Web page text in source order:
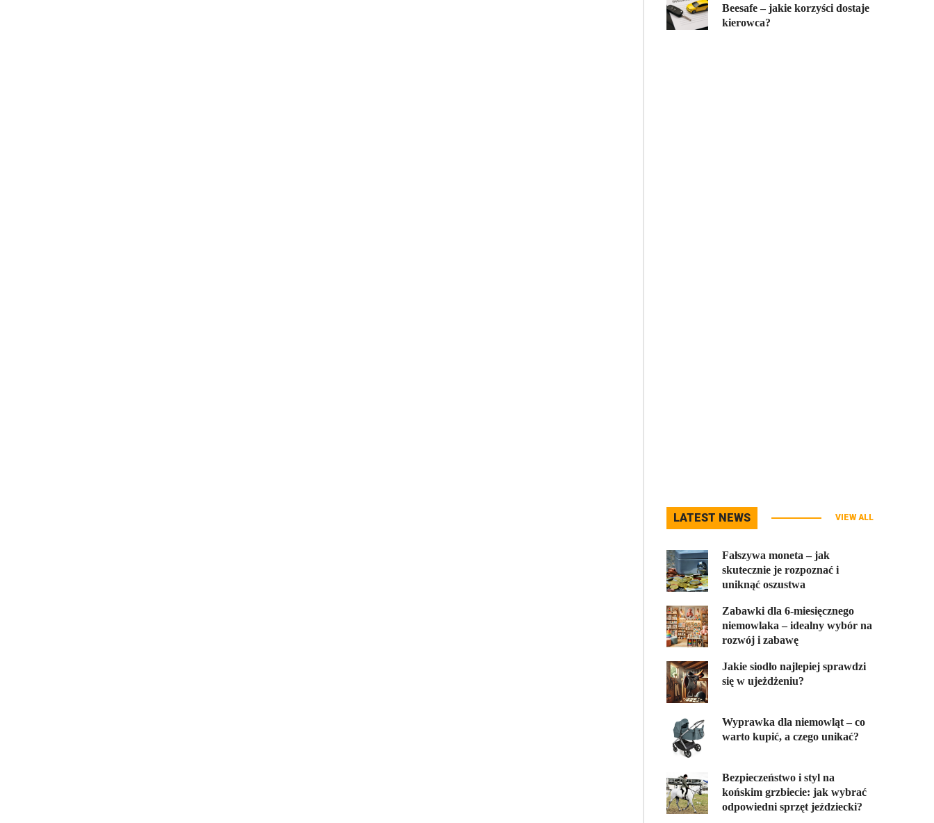
Beesafe – jakie korzyści dostaje
kierowca?
LATEST NEWS VIEW ALL
Fałszywa moneta – jak
skutecznie je rozpoznać i
uniknąć oszustwa
Zabawki dla 6-miesięcznego
niemowlaka – idealny wybór na
rozwój i zabawę
Jakie siodło najlepiej sprawdzi
się w ujeżdżeniu?
Wyprawka dla niemowląt – co
warto kupić, a czego unikać?
Bezpieczeństwo i styl na
końskim grzbiecie: jak wybrać
odpowiedni sprzęt jeździecki?